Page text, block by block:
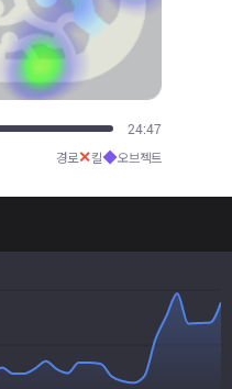
26:40
경로✕킬◆오브젝트